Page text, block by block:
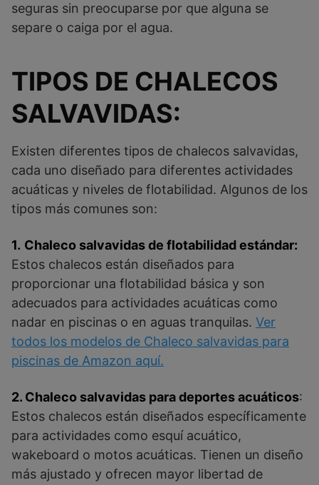
seguras sin preocuparse por que alguna se
separe o caiga por el agua.
TIPOS DE CHALECOS
SALVAVIDAS:
Existen diferentes tipos de chalecos salvavidas,
cada uno diseñado para diferentes actividades
acuáticas y niveles de flotabilidad. Algunos de los
tipos más comunes son:
1. Chaleco salvavidas de flotabilidad estándar:
Estos chalecos están diseñados para
proporcionar una flotabilidad básica y son
adecuados para actividades acuáticas como
nadar en piscinas o en aguas tranquilas. Ver
todos los modelos de Chaleco salvavidas para
piscinas de Amazon aquí.
2. Chaleco salvavidas para deportes acuáticos:
Estos chalecos están diseñados específicamente
para actividades como esquí acuático,
wakeboard o motos acuáticas. Tienen un diseño
más ajustado y ofrecen mayor libertad de